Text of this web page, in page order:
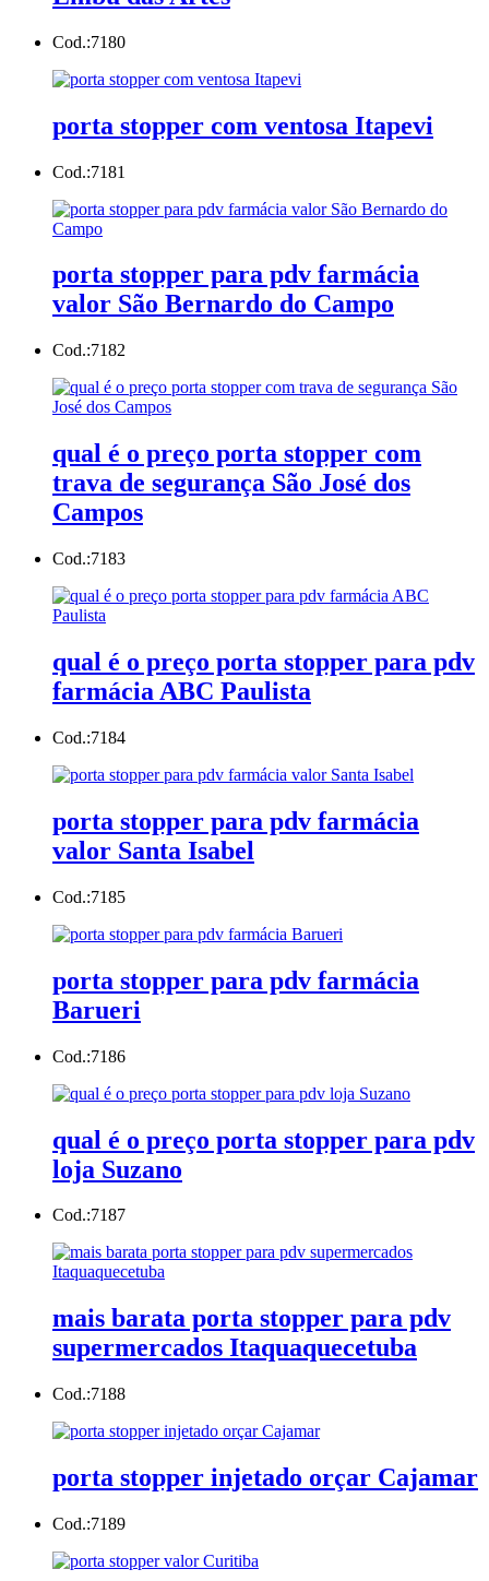
Cod.:7180
porta stopper com ventosa Itapevi
Cod.:7181
porta stopper para pdv farmácia
valor São Bernardo do Campo
Cod.:7182
qual é o preço porta stopper com
trava de segurança São José dos
Campos
Cod.:7183
qual é o preço porta stopper para pdv
farmácia ABC Paulista
Cod.:7184
porta stopper para pdv farmácia
valor Santa Isabel
Cod.:7185
porta stopper para pdv farmácia
Barueri
Cod.:7186
qual é o preço porta stopper para pdv
loja Suzano
Cod.:7187
mais barata porta stopper para pdv
supermercados Itaquaquecetuba
Cod.:7188
porta stopper injetado orçar Cajamar
Cod.:7189